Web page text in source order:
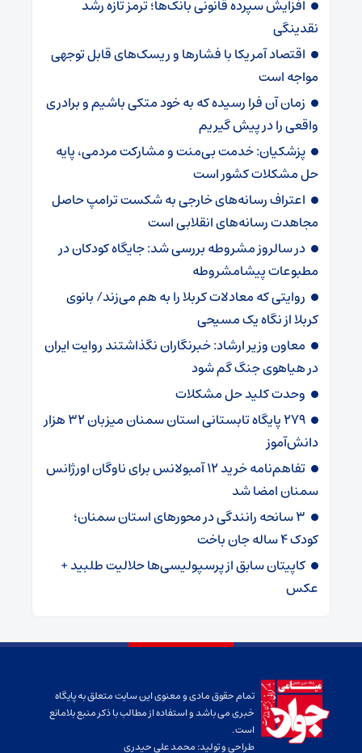
افزایش سپرده قانونی بانک‌ها؛ ترمز تازه رشد
نقدینگی
اقتصاد آمریکا با فشارها و ریسک‌های قابل توجهی
مواجه است
زمان آن فرا رسیده که به خود متکی باشیم و برادری
واقعی را در پیش گیریم
پزشکیان: خدمت بی‌منت و مشارکت مردمی، پایه
حل مشکلات کشور است
اعتراف رسانه‌های خارجی به شکست ترامپ حاصل
مجاهدت رسانه‌های انقلابی است
در سالروز مشروطه بررسی شد: جایگاه کودکان در
مطبوعات پیشامشروطه
روایتی که معادلات کربلا را به هم می‌زند/ بانوی
کربلا از نگاه یک مسیحی
معاون وزیر ارشاد: خبرنگاران نگذاشتند روایت ایران
در هیاهوی جنگ گم شود
وحدت کلید حل مشکلات
۲۷۹ پایگاه تابستانی استان سمنان میزبان ۳۲ هزار
دانش‌آموز
تفاهم‌نامه خرید ۱۲ آمبولانس برای ناوگان اورژانس
سمنان امضا شد
۳ سانحه رانندگی در محورهای استان سمنان؛
کودک ۴ ساله جان باخت
کاپیتان سابق از پرسپولیسی‌ها حلالیت طلبید +
عکس
تمام حقوق مادی و معنوی این سایت متعلق به پایگاه
خبری می باشد و استفاده از مطالب با ذکر منبع بلامانع
است.
طراحی و تولید:محمد علی حیدری